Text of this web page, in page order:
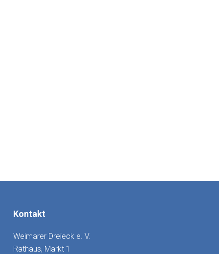
Kontakt
Weimarer Dreieck e. V.
Rathaus, Markt 1